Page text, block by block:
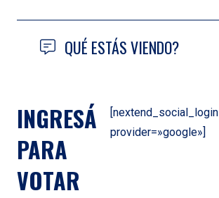
QUÉ ESTÁS VIENDO?
INGRESÁ
PARA
VOTAR
[nextend_social_login
provider=»google»]